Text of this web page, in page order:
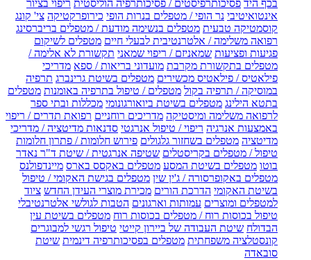
בכף היד פסיכותרפיסטים / פסיכותרפיה הוליסטית ריפוי בציור
אינטואיטיבי נר הופי / מטפלים בנרות הופי כירופרקטיקה צי' קונג
קוסמטיקה טבעית מטפלים בנשימה מודעת / מטפלים בריברסינג
רפואה משלימה / אלטרנטיבית לבעלי חיים מטפלים לשיקום
פגיעות ופציעות שמאניזם / ריפוי שמאני תקשורת לא אלימה /
מטפלים בתקשורת מקרבת מועדוני בריאות / ספא מדריכי
פילאטיס / פילאטיס מכשירים מטפלים בשיטת גרינברג תרפיה
במוסיקה / תרפיה בקול מטפלים / טיפול בתרפיה באומנות מטפלים
בתטא הילינג מטפלים בשיטת ביואורגונומי מכללות ובתי ספר
לרפואה משלימה ומיסטיקה מדריכים רוחניים רפואת תדרים / ריפוי
באמצעות אנרגיה ריפוי / טיפול אנרגטי סדנאות מדיטציה / מדריכי
מדיטציה מטפלים בשחזור גלגולים פירוש חלומות / פתרון חלומות
טיפול / מטפלים בקריסטלים שטיפה אנרגטית / שיטת ד"ר נאדר
בוטו מטפלים בשיטת המסע מטפלים באקסס בארס מיינדפולנס
מטפלים באקופרסורה / ג'ין שין מטפלים בגישת האקומי / טיפול
בשיטת האקומי הדרכת הורים מכירת מוצרי העידן החדש ציוד
למטפלים ומוצרים עמותות וארגונים הטבות לגולשי אלטרנטיבלי
טיפול בכוסות רוח / מטפלים בכוסות רוח מטפלים בשיטת עין
הבדולח שיטת העבודה של ביירון קייטי טיפול רגשי למבוגרים
קונסטלציה משפחתית מטפלים בפסיכותרפיה דינמית שיטת
סובאדה